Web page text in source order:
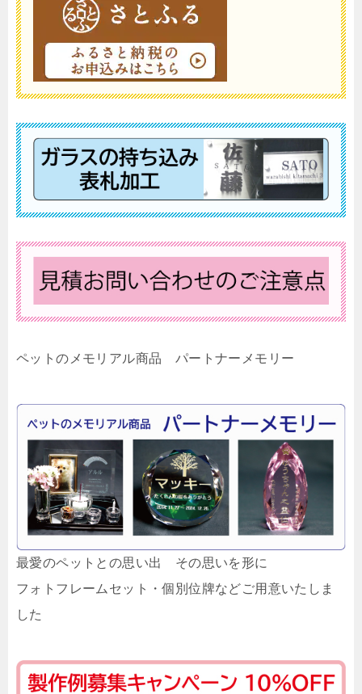
ペットのメモリアル商品 パートナーメモリー
最愛のペットとの思い出 その思いを形に
フォトフレームセット・個別位牌などご用意いたしま
した